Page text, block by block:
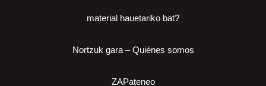
material hauetariko bat?
Nortzuk gara – Quiénes somos
ZAPateneo